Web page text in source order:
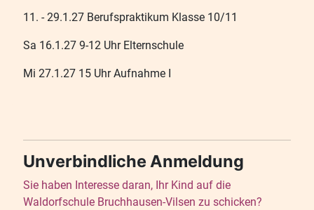
11. - 29.1.27 Berufspraktikum Klasse 10/11
Sa 16.1.27 9-12 Uhr Elternschule
Mi 27.1.27 15 Uhr Aufnahme I
Unverbindliche Anmeldung
Sie haben Interesse daran, Ihr Kind auf die
Waldorfschule Bruchhausen-Vilsen zu schicken?